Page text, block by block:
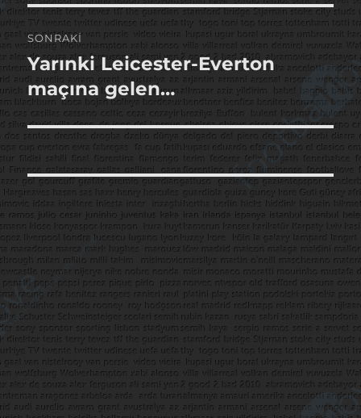
SONRAKI
Sonraki
yazı:
Yarınki Leicester-Everton
maçına gelen…